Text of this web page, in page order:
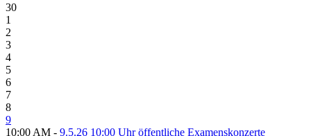
30
1
2
3
4
5
6
7
8
9
10:00 AM - 9.5.26 10:00 Uhr öffentliche Examenskonzerte